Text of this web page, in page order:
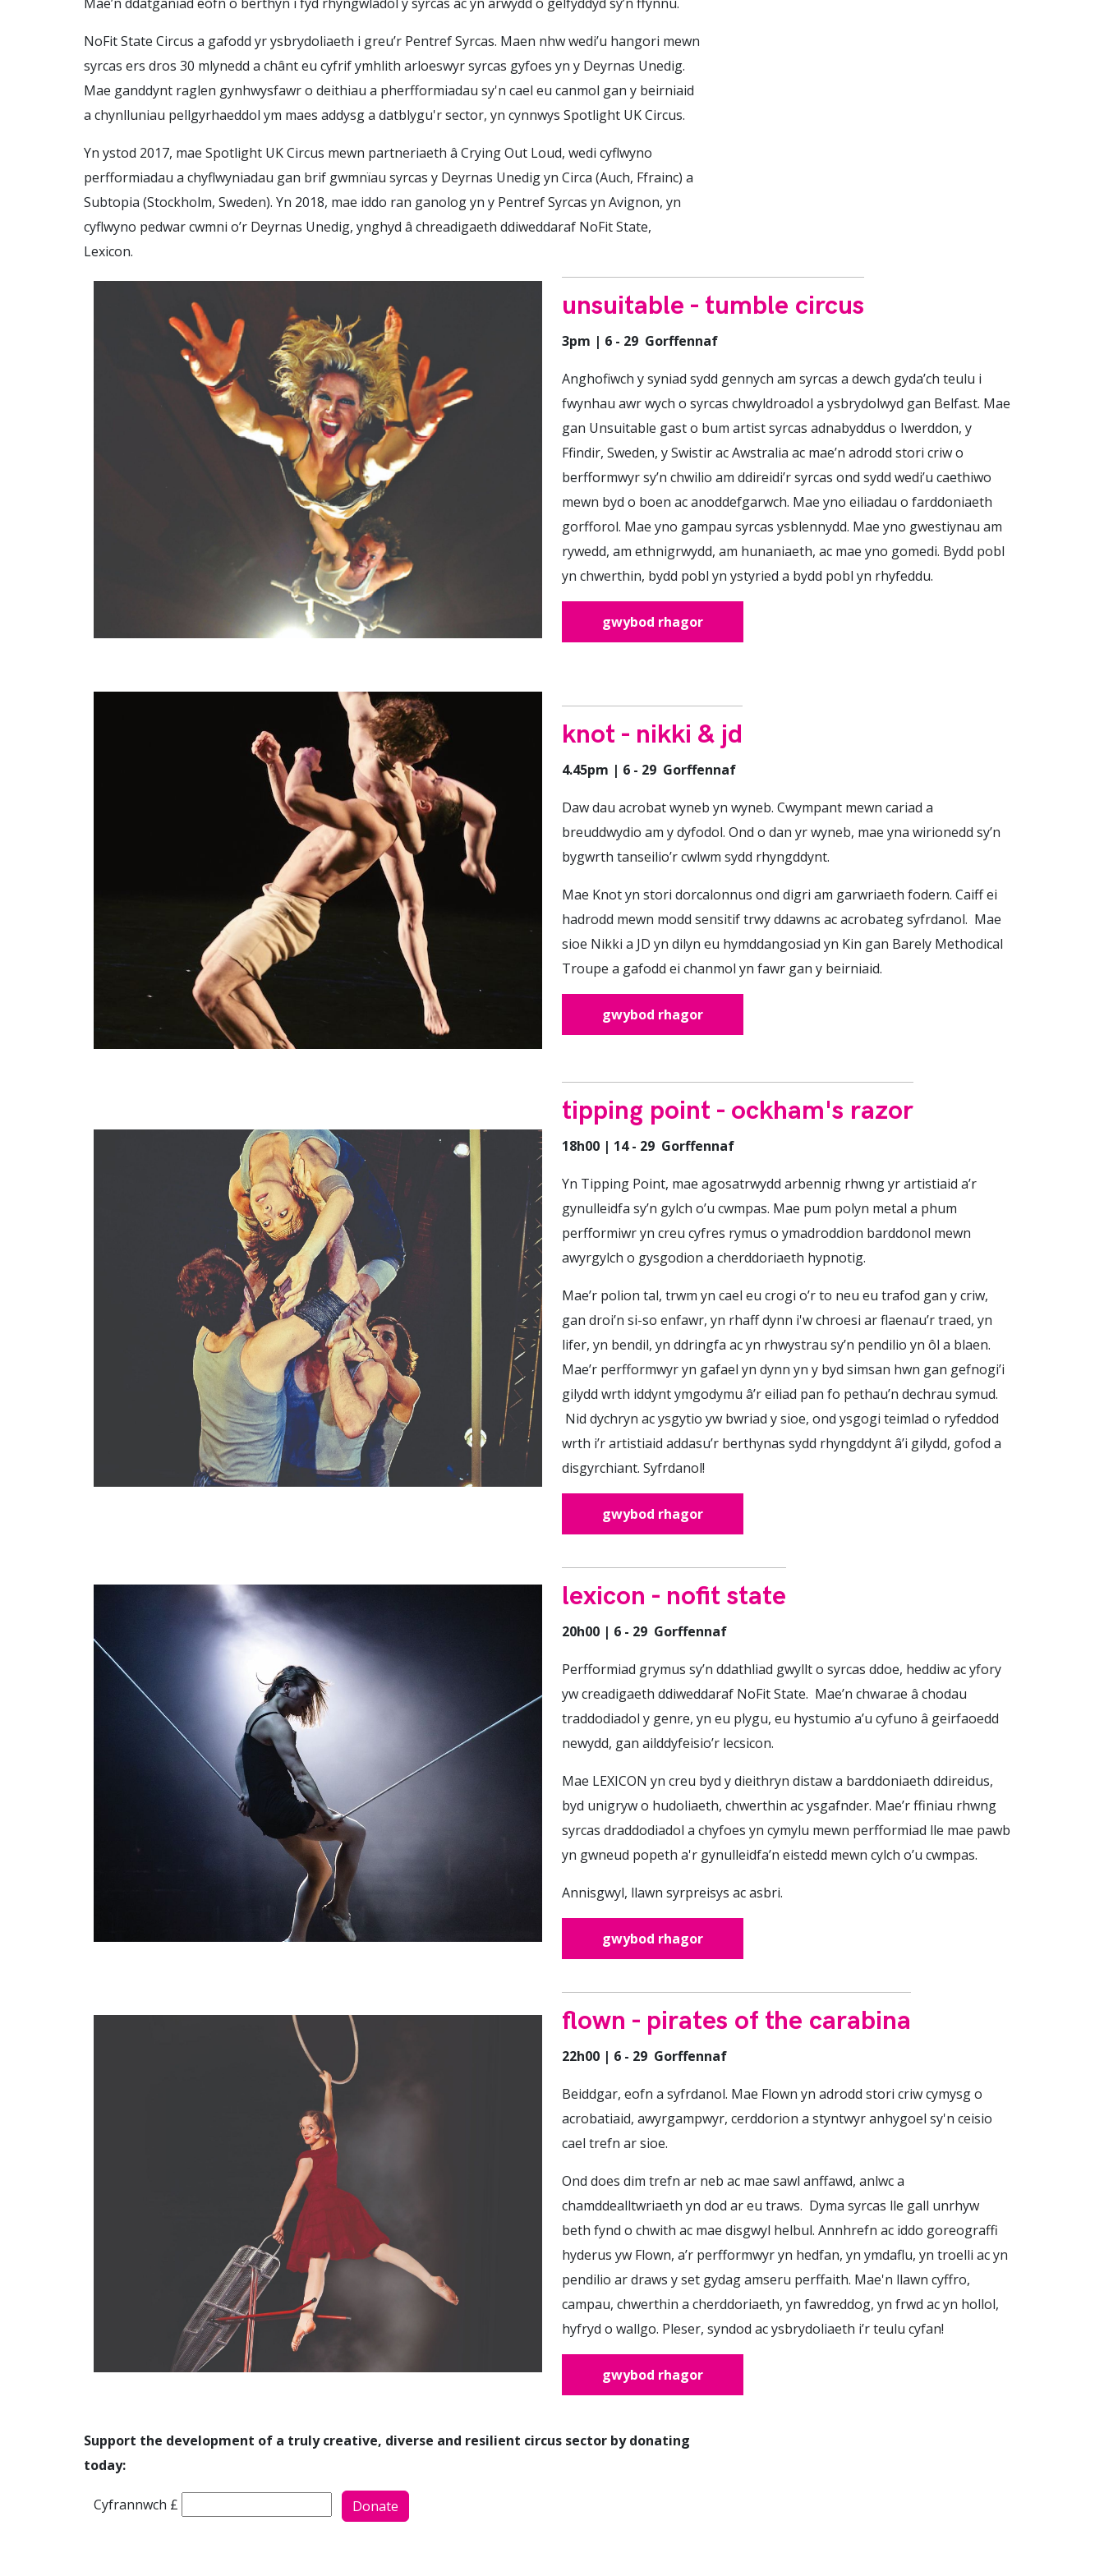
NoFit State Circus a gafodd yr ysbrydoliaeth i greu’r Pentref Syrcas. Maen nhw wedi’u hangori mewn
syrcas ers dros 30 mlynedd a chânt eu cyfrif ymhlith arloeswyr syrcas gyfoes yn y Deyrnas Unedig.
Mae ganddynt raglen gynhwysfawr o deithiau a pherfformiadau sy'n cael eu canmol gan y beirniaid
a chynlluniau pellgyrhaeddol ym maes addysg a datblygu'r sector, yn cynnwys Spotlight UK Circus.
Yn ystod 2017, mae Spotlight UK Circus mewn partneriaeth â Crying Out Loud, wedi cyflwyno
perfformiadau a chyflwyniadau gan brif gwmnïau syrcas y Deyrnas Unedig yn Circa (Auch, Ffrainc) a
Subtopia (Stockholm, Sweden). Yn 2018, mae iddo ran ganolog yn y Pentref Syrcas yn Avignon, yn
cyflwyno pedwar cwmni o’r Deyrnas Unedig, ynghyd â chreadigaeth ddiweddaraf NoFit State,
Lexicon.
unsuitable - tumble circus
3pm | 6 - 29 Gorffennaf
Anghofiwch y syniad sydd gennych am syrcas a dewch gyda’ch teulu i
fwynhau awr wych o syrcas chwyldroadol a ysbrydolwyd gan Belfast. Mae
gan Unsuitable gast o bum artist syrcas adnabyddus o Iwerddon, y
Ffindir, Sweden, y Swistir ac Awstralia ac mae’n adrodd stori criw o
berfformwyr sy’n chwilio am ddireidi’r syrcas ond sydd wedi’u caethiwo
mewn byd o boen ac anoddefgarwch. Mae yno eiliadau o farddoniaeth
gorfforol. Mae yno gampau syrcas ysblennydd. Mae yno gwestiynau am
rywedd, am ethnigrwydd, am hunaniaeth, ac mae yno gomedi. Bydd pobl
yn chwerthin, bydd pobl yn ystyried a bydd pobl yn rhyfeddu.
gwybod rhagor
knot - nikki & jd
4.45pm | 6 - 29 Gorffennaf
Daw dau acrobat wyneb yn wyneb. Cwympant mewn cariad a
breuddwydio am y dyfodol. Ond o dan yr wyneb, mae yna wirionedd sy’n
bygwrth tanseilio’r cwlwm sydd rhyngddynt.
Mae Knot yn stori dorcalonnus ond digri am garwriaeth fodern. Caiff ei
hadrodd mewn modd sensitif trwy ddawns ac acrobateg syfrdanol. Mae
sioe Nikki a JD yn dilyn eu hymddangosiad yn Kin gan Barely Methodical
Troupe a gafodd ei chanmol yn fawr gan y beirniaid.
gwybod rhagor
tipping point - ockham's razor
18h00 | 14 - 29 Gorffennaf
Yn Tipping Point, mae agosatrwydd arbennig rhwng yr artistiaid a’r
gynulleidfa sy’n gylch o’u cwmpas. Mae pum polyn metal a phum
perfformiwr yn creu cyfres rymus o ymadroddion barddonol mewn
awyrgylch o gysgodion a cherddoriaeth hypnotig.
Mae’r polion tal, trwm yn cael eu crogi o’r to neu eu trafod gan y criw,
gan droi’n si-so enfawr, yn rhaff dynn i'w chroesi ar flaenau’r traed, yn
lifer, yn bendil, yn ddringfa ac yn rhwystrau sy’n pendilio yn ôl a blaen.
Mae’r perfformwyr yn gafael yn dynn yn y byd simsan hwn gan gefnogi’i
gilydd wrth iddynt ymgodymu â’r eiliad pan fo pethau’n dechrau symud.
Nid dychryn ac ysgytio yw bwriad y sioe, ond ysgogi teimlad o ryfeddod
wrth i’r artistiaid addasu’r berthynas sydd rhyngddynt â’i gilydd, gofod a
disgyrchiant. Syfrdanol!
gwybod rhagor
lexicon - nofit state
20h00 | 6 - 29 Gorffennaf
Perfformiad grymus sy’n ddathliad gwyllt o syrcas ddoe, heddiw ac yfory
yw creadigaeth ddiweddaraf NoFit State. Mae’n chwarae â chodau
traddodiadol y genre, yn eu plygu, eu hystumio a’u cyfuno â geirfaoedd
newydd, gan ailddyfeisio’r lecsicon.
Mae LEXICON yn creu byd y dieithryn distaw a barddoniaeth ddireidus,
byd unigryw o hudoliaeth, chwerthin ac ysgafnder. Mae’r ffiniau rhwng
syrcas draddodiadol a chyfoes yn cymylu mewn perfformiad lle mae pawb
yn gwneud popeth a'r gynulleidfa’n eistedd mewn cylch o’u cwmpas.
Annisgwyl, llawn syrpreisys ac asbri.
gwybod rhagor
flown - pirates of the carabina
22h00 | 6 - 29 Gorffennaf
Beiddgar, eofn a syfrdanol. Mae Flown yn adrodd stori criw cymysg o
acrobatiaid, awyrgampwyr, cerddorion a styntwyr anhygoel sy'n ceisio
cael trefn ar sioe.
Ond does dim trefn ar neb ac mae sawl anffawd, anlwc a
chamddealltwriaeth yn dod ar eu traws. Dyma syrcas lle gall unrhyw
beth fynd o chwith ac mae disgwyl helbul. Annhrefn ac iddo goreograffi
hyderus yw Flown, a’r perfformwyr yn hedfan, yn ymdaflu, yn troelli ac yn
pendilio ar draws y set gydag amseru perffaith. Mae'n llawn cyffro,
campau, chwerthin a cherddoriaeth, yn fawreddog, yn frwd ac yn hollol,
hyfryd o wallgo. Pleser, syndod ac ysbrydoliaeth i’r teulu cyfan!
gwybod rhagor
Support the development of a truly creative, diverse and resilient circus sector by donating
today:
Cyfrannwch £ Donate